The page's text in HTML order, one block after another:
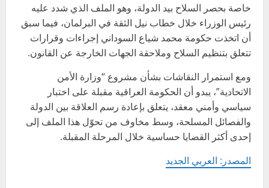
خاصة بحصر السلاح بيد الدولة، وهو الملف الذي شدد عليه
رئيس الوزراء خلال خطاب نيل الثقة في البرلمان، فيما سبق
أن اتخذت حكومة محمد شياع السوداني إجراءات وقرارات
تتعلق بتنظيم السلاح وملاحقة الجهات الخارجة عن القانون.
ومع استمرار النقاشات بشأن مشروع “وزارة الأمن
الاتحادية”، يبدو أن الحكومة العراقية مقبلة على اختبار
سياسي وأمني معقد، يتعلق بإعادة رسم العلاقة بين الدولة
والفصائل المسلحة، وسط مخاوف من تحوّل هذا الملف إلى
إحدى أكثر القضايا حساسية خلال المرحلة المقبلة.
المصدر: العربي الجديد